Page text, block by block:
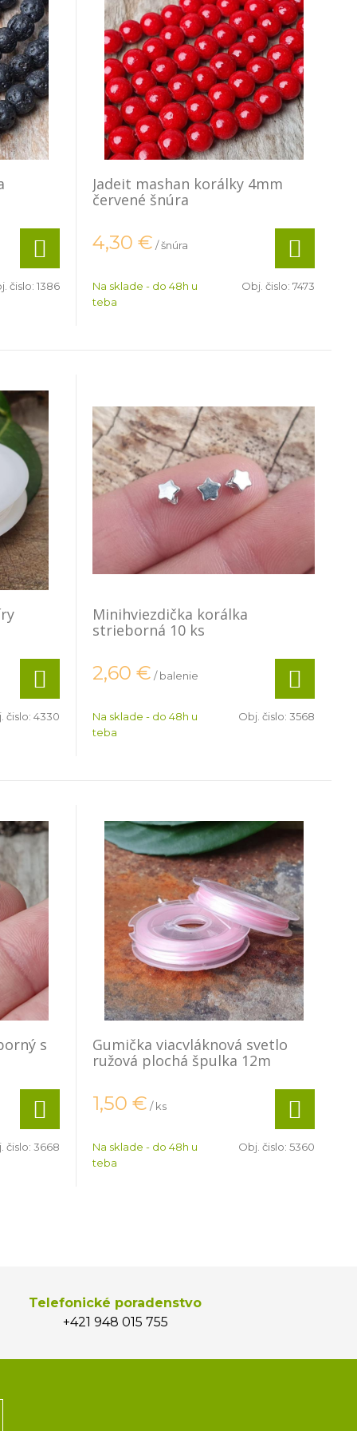
čislo: 1386
Jadeit mashan korálky 4mm
červené šnúra
4,30 € / šnúra
Na sklade - do 48h u
teba
Obj. čislo: 7473
čislo: 4330
Minihviezdička korálka
strieborná 10 ks
2,60 € / balenie
Na sklade - do 48h u
teba
Obj. čislo: 3568
s
čislo: 3668
Gumička viacvláknová svetlo
ružová plochá špulka 12m
1,50 € / ks
Na sklade - do 48h u
teba
Obj. čislo: 5360
Telefonické poradenstvo
+421 948 015 755